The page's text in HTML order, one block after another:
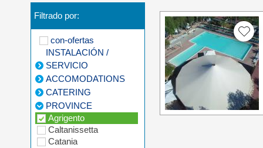
Filtrado por:
con-ofertas
INSTALACIÓN /
SERVICIO
ACCOMODATIONS
CATERING
PROVINCE
Agrigento
Caltanissetta
Catania